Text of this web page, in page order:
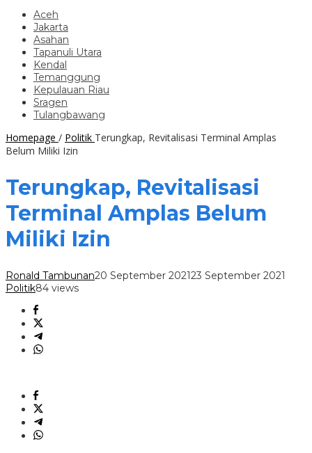
Aceh
Jakarta
Asahan
Tapanuli Utara
Kendal
Temanggung
Kepulauan Riau
Sragen
Tulangbawang
Homepage / Politik Terungkap, Revitalisasi Terminal Amplas
Belum Miliki Izin
Terungkap, Revitalisasi
Terminal Amplas Belum
Miliki Izin
Ronald Tambunan20 September 202123 September 2021
Politik84 views